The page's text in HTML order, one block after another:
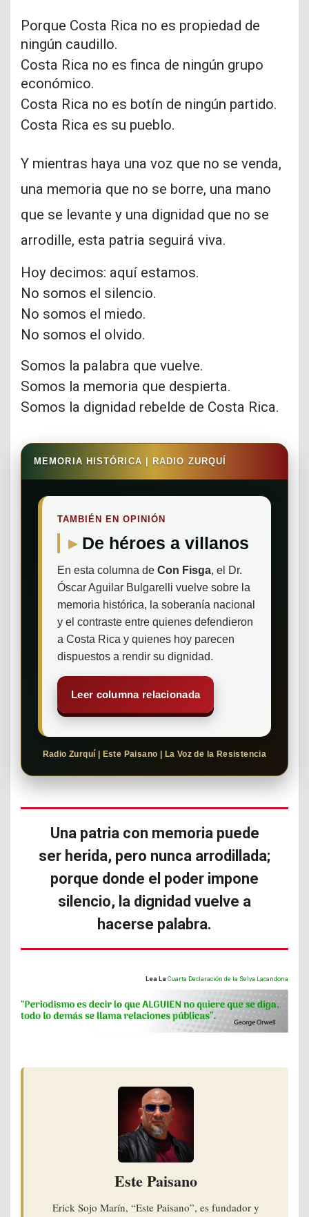
Porque Costa Rica no es propiedad de
ningún caudillo.
Costa Rica no es finca de ningún grupo
económico.
Costa Rica no es botín de ningún partido.
Costa Rica es su pueblo.
Y mientras haya una voz que no se venda,
una memoria que no se borre, una mano
que se levante y una dignidad que no se
arrodille, esta patria seguirá viva.
Hoy decimos: aquí estamos.
No somos el silencio.
No somos el miedo.
No somos el olvido.
Somos la palabra que vuelve.
Somos la memoria que despierta.
Somos la dignidad rebelde de Costa Rica.
MEMORIA HISTÓRICA | RADIO ZURQUÍ
TAMBIÉN EN OPINIÓN
De héroes a villanos
En esta columna de Con Fisga, el Dr.
Óscar Aguilar Bulgarelli vuelve sobre la
memoria histórica, la soberanía nacional
y el contraste entre quienes defendieron
a Costa Rica y quienes hoy parecen
dispuestos a rendir su dignidad.
Leer columna relacionada
Radio Zurquí | Este Paisano | La Voz de la Resistencia
Una patria con memoria puede
ser herida, pero nunca arrodillada;
porque donde el poder impone
silencio, la dignidad vuelve a
hacerse palabra.
Lea La Cuarta Declaración de la Selva Lacandona
Este Paisano
Erick Sojo Marín, “Este Paisano”, es fundador y